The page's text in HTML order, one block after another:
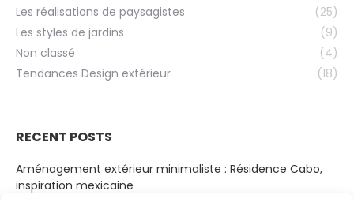
Les réalisations de paysagistes
(25)
Les styles de jardins
(9)
Non classé
(4)
Tendances Design extérieur
(18)
RECENT POSTS
Aménagement extérieur minimaliste : Résidence Cabo,
inspiration mexicaine